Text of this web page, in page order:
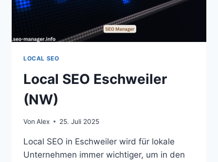
LOCAL SEO
Local SEO Eschweiler
(NW)
Von Alex 25. Juli 2025
Local SEO in Eschweiler wird für lokale
Unternehmen immer wichtiger, um in den